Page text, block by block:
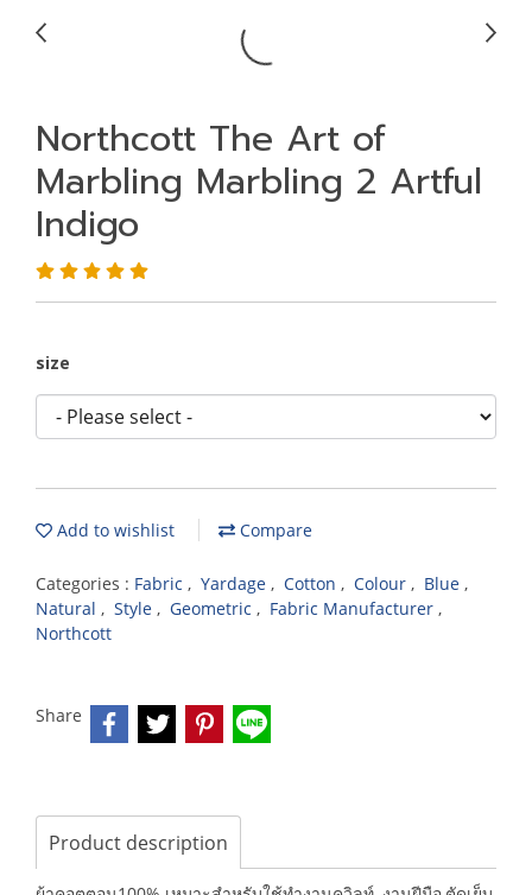
Northcott The Art of
Marbling Marbling 2 Artful
Indigo
size
Add to wishlist Compare
Categories : Fabric , Yardage , Cotton , Colour , Blue ,
Natural , Style , Geometric , Fabric Manufacturer ,
Northcott
Share
Product description